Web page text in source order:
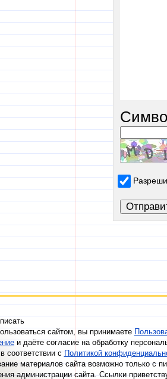
сайтом, вы принимаете
и даёте согласие на обработку
соответствии сПолитикой
материалов сайта возможно только с
администрации сайта. Ссылки